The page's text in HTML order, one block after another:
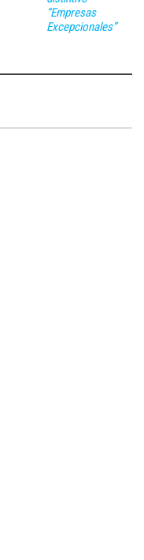
“Empresas
Excepcionales”